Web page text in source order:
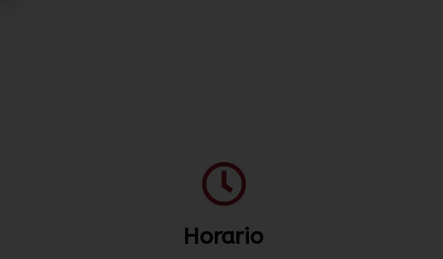
Horario